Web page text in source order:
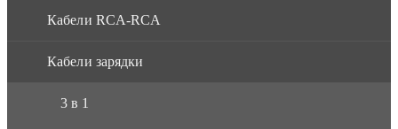
Кабели RCA-RCA
Кабели зарядки
3 в 1